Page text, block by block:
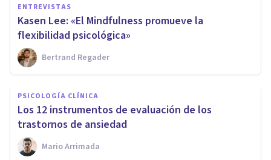
ENTREVISTAS
Kasen Lee: «El Mindfulness promueve la
flexibilidad psicológica»
Bertrand Regader
PSICOLOGÍA CLÍNICA
Los 12 instrumentos de evaluación de los
trastornos de ansiedad
Mario Arrimada